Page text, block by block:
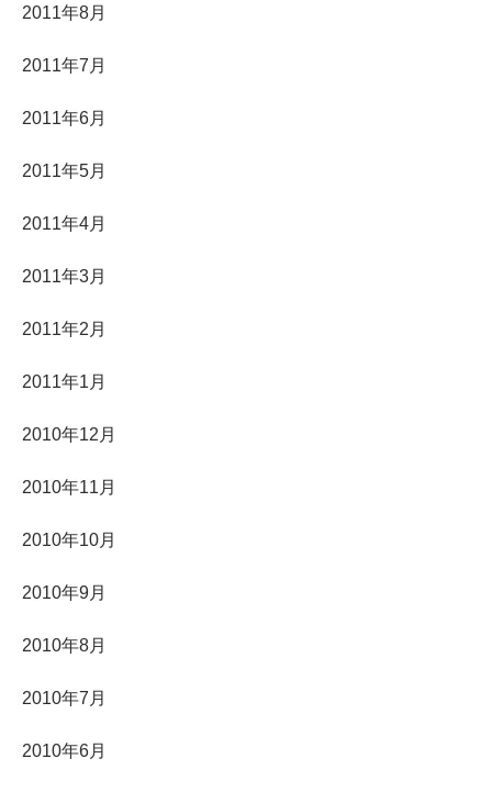
2011年8月
2011年7月
2011年6月
2011年5月
2011年4月
2011年3月
2011年2月
2011年1月
2010年12月
2010年11月
2010年10月
2010年9月
2010年8月
2010年7月
2010年6月